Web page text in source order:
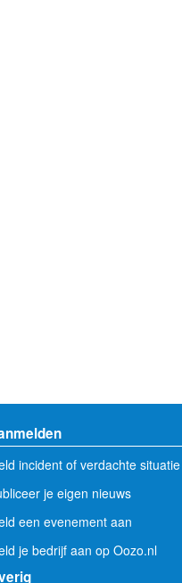
incident of verdachte situatie
je eigen nieuws
een evenement aan
je bedrijf aan op Oozo.nl